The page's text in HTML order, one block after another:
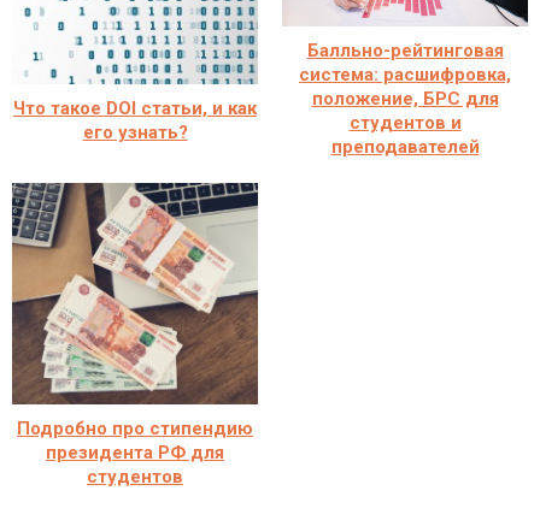
Что такое DOI статьи, и как
его узнать?
Балльно-рейтинговая
система: расшифровка,
положение, БРС для
студентов и
преподавателей
Подробно про стипендию
президента РФ для
студентов